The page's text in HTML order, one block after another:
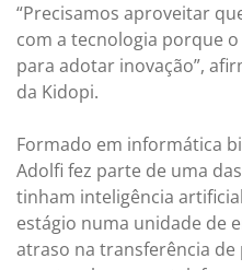
“Precisamos aproveitar
com a tecnologia porque
para adotar inovação”,
da Kidopi.
Formado em informática
Adolfi fez parte de uma
tinham inteligência
estágio numa unidade de
atraso na transferência de